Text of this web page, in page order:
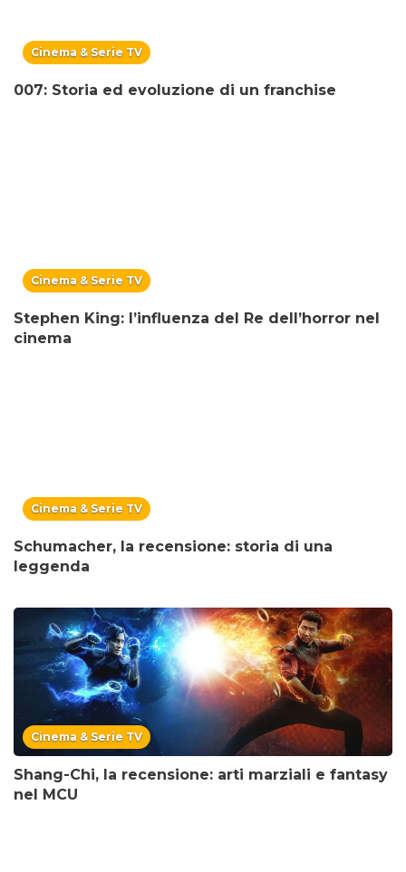
Cinema & Serie TV
007: Storia ed evoluzione di un franchise
Cinema & Serie TV
Stephen King: l’influenza del Re dell’horror nel
cinema
Cinema & Serie TV
Schumacher, la recensione: storia di una
leggenda
Cinema & Serie TV
Shang-Chi, la recensione: arti marziali e fantasy
nel MCU